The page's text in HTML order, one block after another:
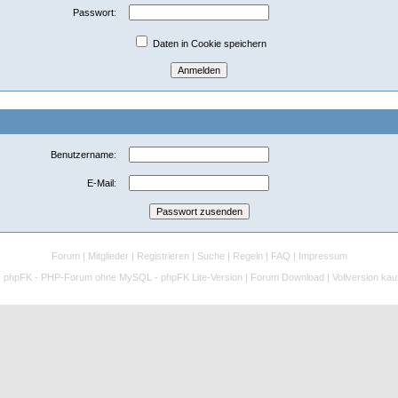
Passwort:
Daten in Cookie speichern
Benutzername:
E-Mail:
Forum Mitglieder Registrieren Suche Regeln FAQ
Impressum
phpFK - PHP-Forum ohne MySQL - phpFK Lite-Version Forum Download Vollversion